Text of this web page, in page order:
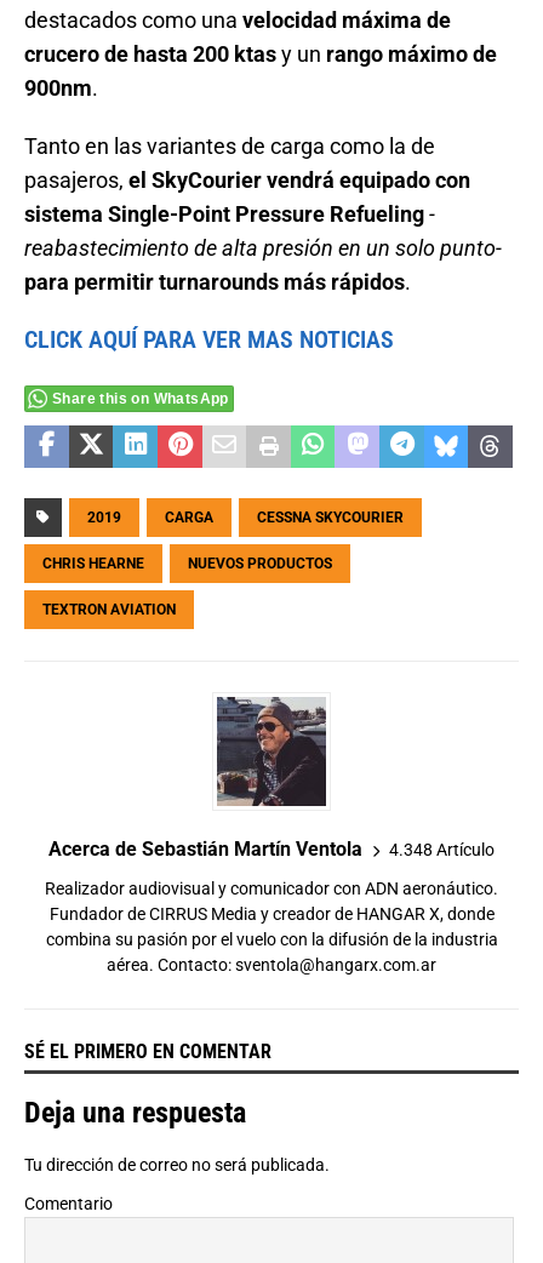
destacados como una velocidad máxima de
crucero de hasta 200 ktasy un rango máximo de
900nm.
Tanto en las variantes de carga como la de
pasajeros, el SkyCourier vendrá equipado con
sistema Single-Point Pressure Refueling-
reabastecimiento de alta presión en un solo punto-
para permitir turnarounds más rápidos.
CLICK AQUÍ PARA VER MAS NOTICIAS
Share this on WhatsApp
2019 CARGA CESSNA SKYCOURIER
CHRIS HEARNE NUEVOS PRODUCTOS
TEXTRON AVIATION
Acerca de Sebastián Martín Ventola 4.348 Artículo
Realizador audiovisual y comunicador con ADN aeronáutico.
Fundador de CIRRUS Media y creador de HANGAR X, donde
combina su pasión por el vuelo con la difusión de la industria
aérea. Contacto:sventola@hangarx.com.ar
SÉ EL PRIMERO EN COMENTAR
Deja una respuesta
Tu dirección de correo no será publicada.
Comentario